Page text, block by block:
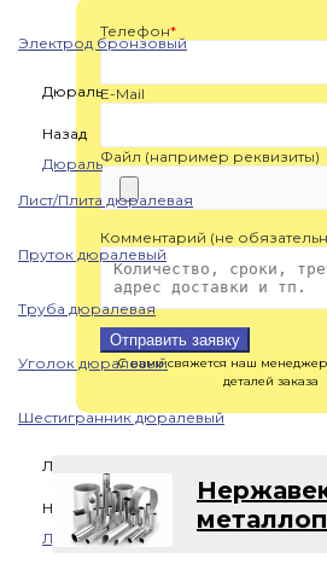
Электрод бронзовый
Дюраль
Назад
Дюраль
Лист/Плита дюралевая
Пруток дюралевый
Труба дюралевая
Уголок дюралевый
Шестигранник дюралевый
Латунь
Назад
Латунь
Телефон*
E-Mail
Файл (например реквизиты)
Комментарий (не
Отправить заявку
С вами свяжется наш менеджер
деталей заказа